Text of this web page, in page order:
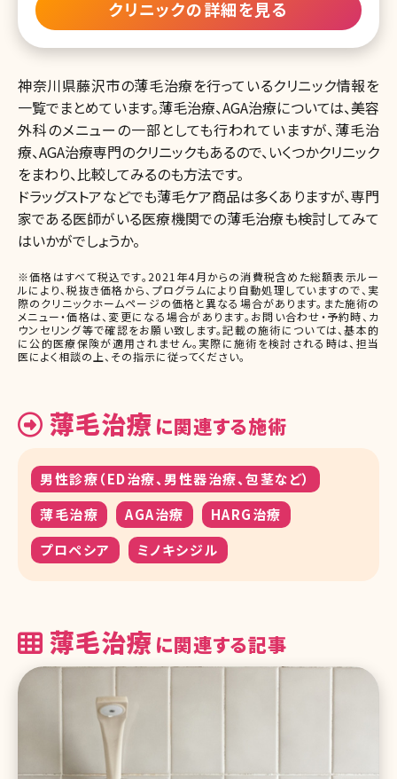
クリニックの詳細を見る
神奈川県藤沢市の薄毛治療を行っているクリニック情報を
一覧でまとめています。薄毛治療、AGA治療については、美容
外科のメニューの一部としても行われていますが、薄毛治
療、AGA治療専門のクリニックもあるので、いくつかクリニック
をまわり、比較してみるのも方法です。
ドラッグストアなどでも薄毛ケア商品は多くありますが、専門
家である医師がいる医療機関での薄毛治療も検討してみて
はいかがでしょうか。
※価格はすべて税込です。2021年4月からの消費税含めた総額表示ルー
ルにより、税抜き価格から、プログラムにより自動処理していますので、実
際のクリニックホームページの価格と異なる場合があります。また施術の
メニュー・価格は、変更になる場合があります。お問い合わせ・予約時、カ
ウンセリング等で確認をお願い致します。記載の施術については、基本的
に公的医療保険が適用されません。実際に施術を検討される時は、担当
医によく相談の上、その指示に従ってください。
薄毛治療 に関連する施術
男性診療（ED治療、男性器治療、包茎など）
薄毛治療
AGA治療
HARG治療
プロペシア
ミノキシジル
薄毛治療 に関連する記事